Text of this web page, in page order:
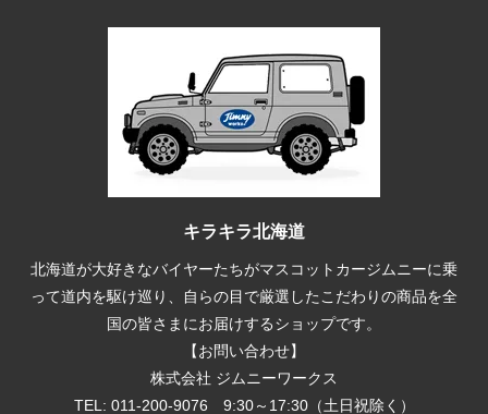
キラキラ北海道
北海道が大好きなバイヤーたちがマスコットカージムニーに乗
って道内を駆け巡り、自らの目で厳選したこだわりの商品を全
国の皆さまにお届けするショップです。
【お問い合わせ】
株式会社 ジムニーワークス
TEL: 011-200-9076 9:30～17:30（土日祝除く）